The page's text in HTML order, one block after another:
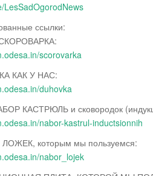
LesSadOgorodNews
ссылки:
scorovarka
КАК У НАС:
duhovka
КАСТРЮЛЬ и сковородок
nabor-kastrul-inductsionnih
которым мы пользуемся:
nabor_lojek